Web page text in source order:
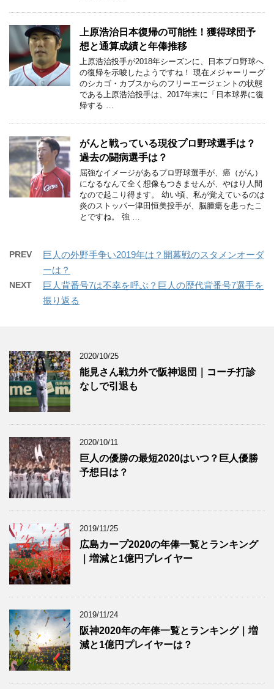
上原浩治日本復帰の可能性！獲得球団予
想と通算成績と年俸推移
上原浩治投手が2018年シーズンに、日本プロ野球へ
の復帰を示唆したようですね！ 現在メジャーリーグ
のシカゴ・カブスからのフリーエージェントの状態
である上原浩治投手は、2017年末に「日本球界に復
帰する …
がんと戦っている現役プロ野球選手は？
過去の闘病選手は？
屈強なイメージがあるプロ野球選手が、癌（がん）
になるなんて全く想像もつきませんが、やはり人間
なので起こり得ます。 幼い頃、私が覚えているのは
炎のストッパー津田恒美投手が、脳腫瘍を患ったこ
とですね。 強 …
PREV
巨人の外野手争い2019年は？開幕戦のスタメンオーダ
ーは？
NEXT
巨人背番号7は不幸を呼ぶ？巨人の歴代背番号7選手を
振り返る
2020/10/25
能見さん戦力外で阪神退団｜コーチ打診
なしで引退も
2020/10/11
巨人の優勝の最短2020はいつ？巨人優勝
予想日は？
2019/11/25
広島カープ2020の年俸一覧とランキング
｜増減と1億円プレイヤー
2019/11/24
阪神2020年の年俸一覧とランキング｜増
減と1億円プレイヤーは？